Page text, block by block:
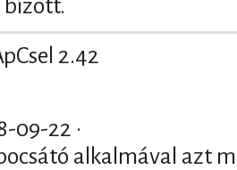
2.42
09-22 ·
alkalmával azt